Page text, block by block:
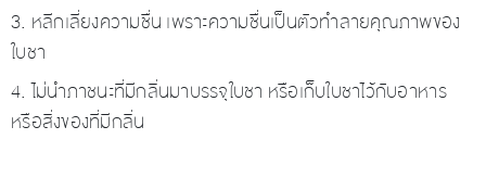
3. หลีกเลี่ยงความชื่น เพราะความชื่นเป็นตัวทำลายคุณภาพของ
ใบชา
4. ไม่นำภาชนะที่มีกลิ่นมาบรรจุใบชา หรือเก็บใบชาไว้กับอาหาร
หรือสิ่งของที่มีกลิ่น